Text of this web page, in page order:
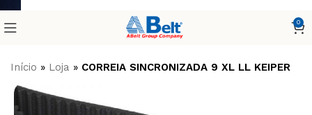
0
Início » Loja » CORREIA SINCRONIZADA 9 XL LL KEIPER